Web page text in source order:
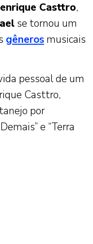
Casttro,
se tornou um
gêneros musicais
pessoal de um
Casttro,
por
e “Terra